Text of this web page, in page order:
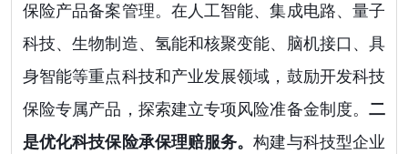
保险产品备案管理。在人工智能、集成电路、量子
科技、生物制造、氢能和核聚变能、脑机接口、具
身智能等重点科技和产业发展领域，鼓励开发科技
保险专属产品，探索建立专项风险准备金制度。二
是优化科技保险承保理赔服务。构建与科技型企业